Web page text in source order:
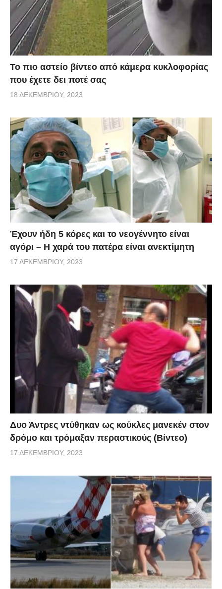
Το πιο αστείο βίντεο από κάμερα κυκλοφορίας
που έχετε δει ποτέ σας
18 ΔΕΚΕΜΒΡΊΟΥ, 2023
Έχουν ήδη 5 κόρες και το νεογέννητο είναι
αγόρι – Η χαρά του πατέρα είναι ανεκτίμητη
17 ΔΕΚΕΜΒΡΊΟΥ, 2023
Δυο Άντρες ντύθηκαν ως κούκλες μανεκέν στον
δρόμο και τρόμαξαν περαστικούς (Βίντεο)
17 ΔΕΚΕΜΒΡΊΟΥ, 2023